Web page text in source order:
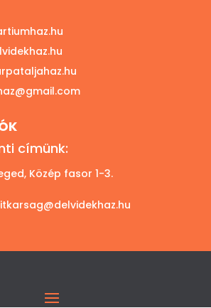
címünk:
Közép fasor 1-3.